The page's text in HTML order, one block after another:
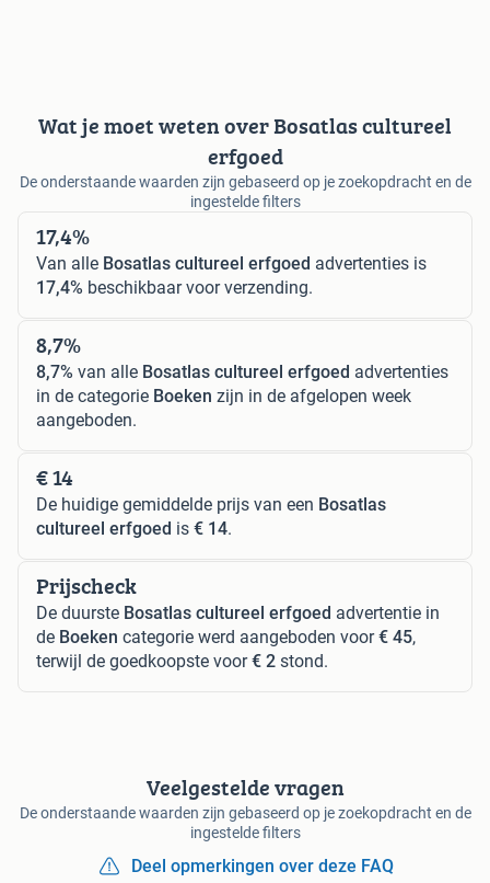
Wat je moet weten over Bosatlas cultureel
erfgoed
De onderstaande waarden zijn gebaseerd op je zoekopdracht en de
ingestelde filters
17,4%
Van alle Bosatlas cultureel erfgoed advertenties is
17,4% beschikbaar voor verzending.
8,7%
8,7% van alle Bosatlas cultureel erfgoed advertenties
in de categorie Boeken zijn in de afgelopen week
aangeboden.
€ 14
De huidige gemiddelde prijs van een Bosatlas
cultureel erfgoed is € 14.
Prijscheck
De duurste Bosatlas cultureel erfgoed advertentie in
de Boeken categorie werd aangeboden voor€ 45,
terwijl de goedkoopste voor€ 2 stond.
Veelgestelde vragen
De onderstaande waarden zijn gebaseerd op je zoekopdracht en de
ingestelde filters
Deel opmerkingen over deze FAQ